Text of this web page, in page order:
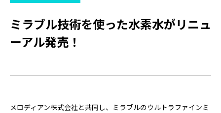
ミラブル技術を使った水素水がリニュ
ーアル発売！
メロディアン株式会社と共同し、ミラブルのウルトラファインミ